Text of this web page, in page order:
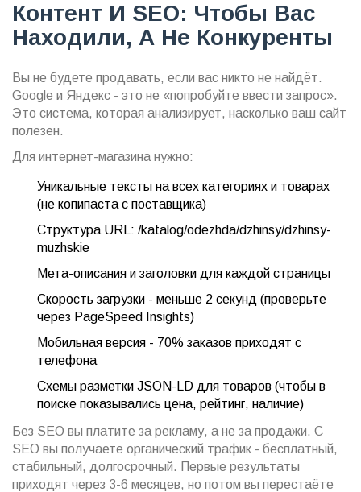
Контент И SEO: Чтобы Вас
Находили, А Не Конкуренты
Вы не будете продавать, если вас никто не найдёт.
Google и Яндекс - это не «попробуйте ввести запрос».
Это система, которая анализирует, насколько ваш сайт
полезен.
Для интернет-магазина нужно:
Уникальные тексты на всех категориях и товарах
(не копипаста с поставщика)
Структура URL: /katalog/odezhda/dzhinsy/dzhinsy-
muzhskie
Мета-описания и заголовки для каждой страницы
Скорость загрузки - меньше 2 секунд (проверьте
через PageSpeed Insights)
Мобильная версия - 70% заказов приходят с
телефона
Схемы разметки JSON-LD для товаров (чтобы в
поиске показывались цена, рейтинг, наличие)
Без SEO вы платите за рекламу, а не за продажи. С
SEO вы получаете органический трафик - бесплатный,
стабильный, долгосрочный. Первые результаты
приходят через 3-6 месяцев, но потом вы перестаёте